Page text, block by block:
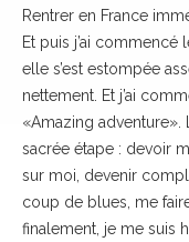
Rentrer en France
Et puis j’ai commencé
elle s’est estompée
nettement. Et j’ai
«Amazing
sacrée étape : devoir
sur moi, devenir
coup de blues, me
finalement, je me suis